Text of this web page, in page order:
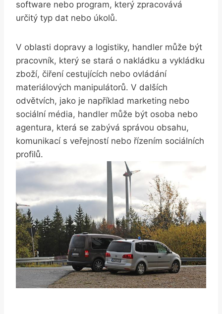
software nebo program, který zpracovává
určitý typ dat nebo úkolů.
V oblasti dopravy a logistiky, handler může být
pracovník, který se stará o nakládku a vykládku
zboží, čiření cestujících nebo ovládání
materiálových manipulátorů. V dalších
odvětvích, jako je například marketing nebo
sociální média, handler může být osoba nebo
agentura, která se zabývá správou obsahu,
komunikací s veřejností nebo řízením sociálních
profilů.